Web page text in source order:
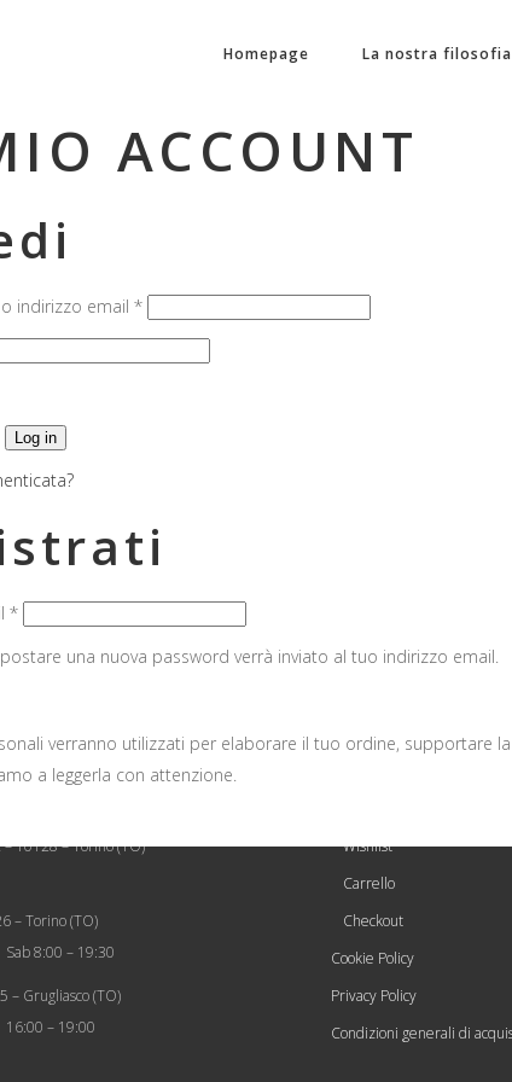
Homepage La nostra filosofia
ACCOUNT
indirizzo email *Richiesto
Log in
*Richiesto
una nuova password verrà inviato al tuo indirizzo email.
verranno utilizzati per elaborare il tuo ordine, supportare
a leggerla con attenzione.
Torino (TO)
Sab 8:00 – 20:00 | Dom chiuso fino a 1/09
10128 – Torino (TO)
– Torino (TO)
8:00 – 19:30
– Grugliasco (TO)
16:00 – 19:00
Wishlist
Carrello
Checkout
Cookie Policy
Privacy Policy
Condizioni generali di